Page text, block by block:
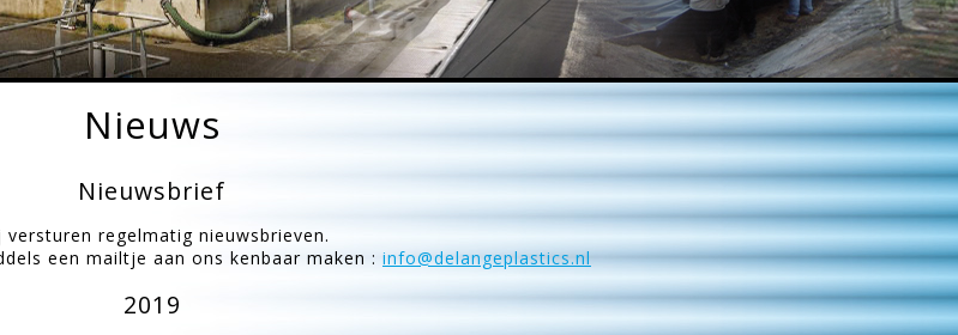
Nieuws
Nieuwsbrief
versturen regelmatig nieuwsbrieven.
een mailtje aan ons kenbaar maken : info@delangeplastics.nl
2019